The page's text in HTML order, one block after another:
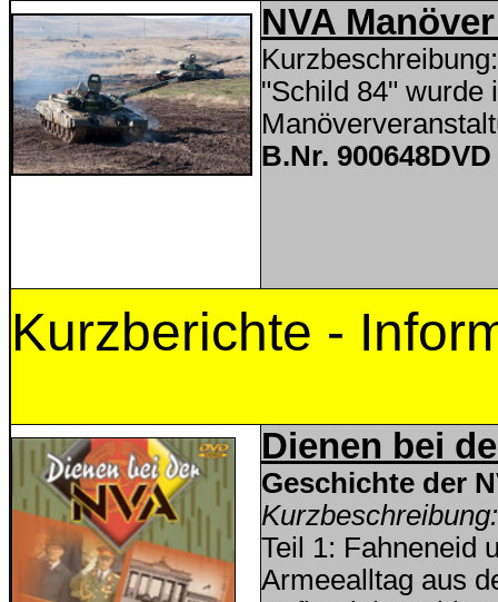
NVA
"Schild 84" wurde
B.Nr.
Kurzberichte -
Dienen bei
Geschichte der
Kurzbeschreibung:
Teil 1: Fahneneid
Armeealltag aus